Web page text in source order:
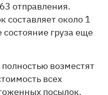
отправления.
составляет около 1
груза еще
возместят
всех
посылок.